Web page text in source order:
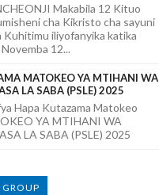
Makabila 12 Kituo
cha Kikristo cha sayuni
Kuhitimu iliyofanyika katika
12...
MATOKEO YA MTIHANI WA
LA SABA (PSLE) 2025
Hapa Kutazama Matokeo
YA MTIHANI WA
LA SABA (PSLE) 2025